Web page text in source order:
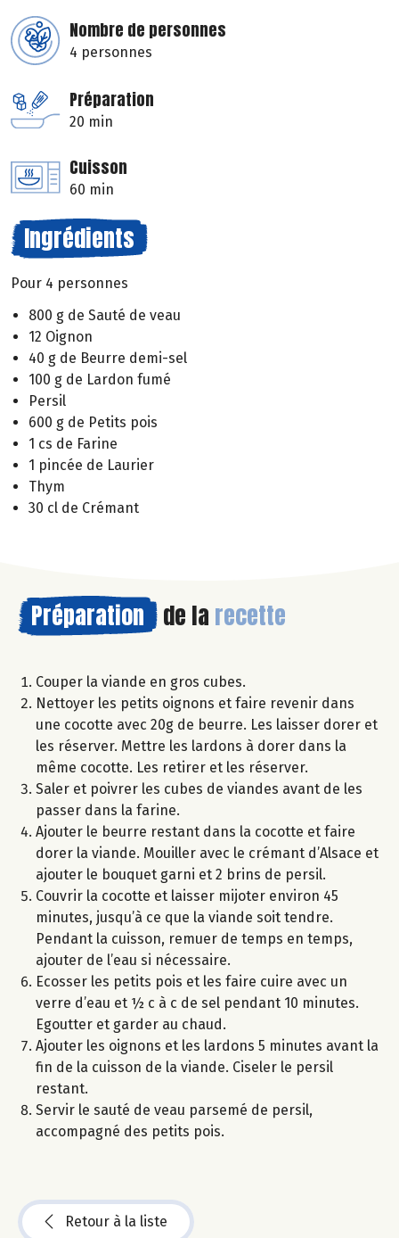
Nombre de personnes
4 personnes
Préparation
20 min
Cuisson
60 min
Ingrédients
Pour 4 personnes
800 g de Sauté de veau
12 Oignon
40 g de Beurre demi-sel
100 g de Lardon fumé
Persil
600 g de Petits pois
1 cs de Farine
1 pincée de Laurier
Thym
30 cl de Crémant
Préparation de la recette
Couper la viande en gros cubes.
Nettoyer les petits oignons et faire revenir dans
une cocotte avec 20g de beurre. Les laisser dorer et
les réserver. Mettre les lardons à dorer dans la
même cocotte. Les retirer et les réserver.
Saler et poivrer les cubes de viandes avant de les
passer dans la farine.
Ajouter le beurre restant dans la cocotte et faire
dorer la viande. Mouiller avec le crémant d’Alsace et
ajouter le bouquet garni et 2 brins de persil.
Couvrir la cocotte et laisser mijoter environ 45
minutes, jusqu’à ce que la viande soit tendre.
Pendant la cuisson, remuer de temps en temps,
ajouter de l’eau si nécessaire.
Ecosser les petits pois et les faire cuire avec un
verre d’eau et ½ c à c de sel pendant 10 minutes.
Egoutter et garder au chaud.
Ajouter les oignons et les lardons 5 minutes avant la
fin de la cuisson de la viande. Ciseler le persil
restant.
Servir le sauté de veau parsemé de persil,
accompagné des petits pois.
Retour à la liste